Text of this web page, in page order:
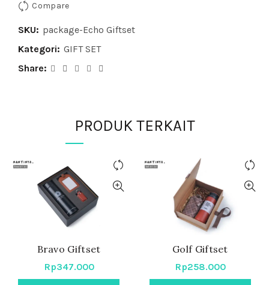
Compare
SKU: package-Echo Giftset
Kategori: GIFT SET
Share
PRODUK TERKAIT
Bravo Giftset
Rp347.000
Golf Giftset
Rp258.000